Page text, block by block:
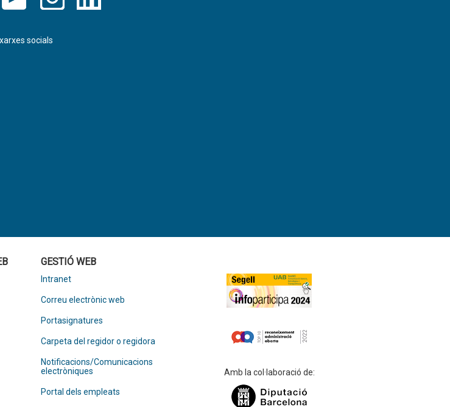
socials
GESTIÓ WEB
Intranet
Correu electrònic web
Portasignatures
Carpeta del regidor o regidora
Notificacions/Comunicacions
electròniques
Portal dels empleats
Amb la col·laboració de: